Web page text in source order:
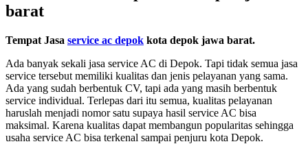
barat
Tempat Jasa service ac depok kota depok jawa barat.
Ada banyak sekali jasa service AC di Depok. Tapi tidak semua jasa
service tersebut memiliki kualitas dan jenis pelayanan yang sama.
Ada yang sudah berbentuk CV, tapi ada yang masih berbentuk
service individual. Terlepas dari itu semua, kualitas pelayanan
haruslah menjadi nomor satu supaya hasil service AC bisa
maksimal. Karena kualitas dapat membangun popularitas sehingga
usaha service AC bisa terkenal sampai penjuru kota Depok.